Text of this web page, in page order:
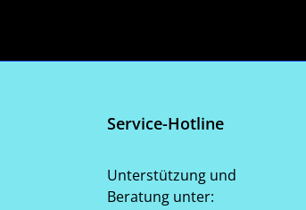
Service-Hotline
Unterstützung und
Beratung unter: